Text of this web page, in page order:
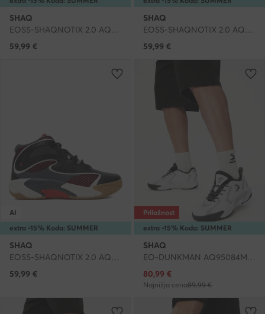
SHAQ
EOSS-SHAQNOTIX 2.0 AQ95039B-P · Čevlji za košarko
59,99 €
SHAQ
EOSS-SHAQNOTIX 2.0 AQ95039B-WB · Čevlji za košarko
59,99 €
extra -15% Koda: SUMMER
AI
SHAQ
EOSS-SHAQNOTIX 2.0 AQ95039B-BW · Čevlji za košarko
59,99 €
extra -15% Koda: SUMMER
Priložnost
SHAQ
EO-DUNKMAN AQ95084M-WS · Čevlji za košarko
Trenutna cena
80,99 €
Najnižja cena89,99 €